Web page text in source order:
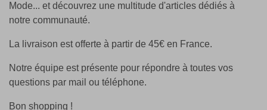
Mode... et découvrez une multitude d'articles dédiés à
notre communauté.
La livraison est offerte à partir de 45€ en France.
Notre équipe est présente pour répondre à toutes vos
questions par mail ou téléphone.
Bon shopping !